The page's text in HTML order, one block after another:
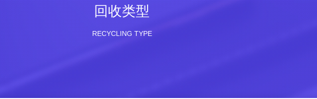
回收类型
RECYCLING TYPE